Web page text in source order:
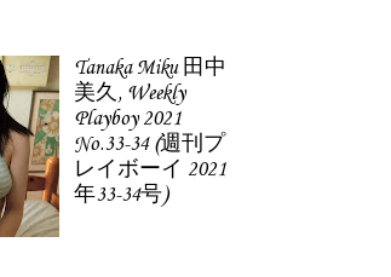
Tanaka Miku 田中
美久, Weekly
Playboy 2021
No.33-34 (週刊プ
レイボーイ 2021
年33-34号)